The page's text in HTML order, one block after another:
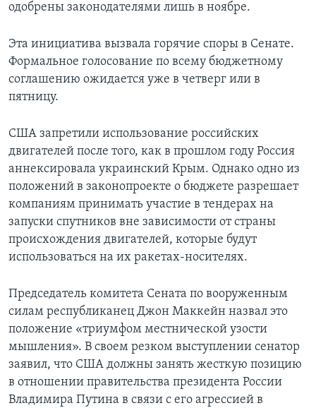
одобрены законодателями лишь в ноябре.
Эта инициатива вызвала горячие споры в Сенате.
Формальное голосование по всему бюджетному
соглашению ожидается уже в четверг или в
пятницу.
США запретили использование российских
двигателей после того, как в прошлом году Россия
аннексировала украинский Крым. Однако одно из
положений в законопроекте о бюджете разрешает
компаниям принимать участие в тендерах на
запуски спутников вне зависимости от страны
происхождения двигателей, которые будут
использоваться на их ракетах-носителях.
Председатель комитета Сената по вооруженным
силам республиканец Джон Маккейн назвал это
положение «триумфом местнической узости
мышления». В своем резком выступлении сенатор
заявил, что США должны занять жесткую позицию
в отношении правительства президента России
Владимира Путина в связи с его агрессией в